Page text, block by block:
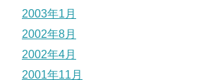
2003年1月
2002年8月
2002年4月
2001年11月